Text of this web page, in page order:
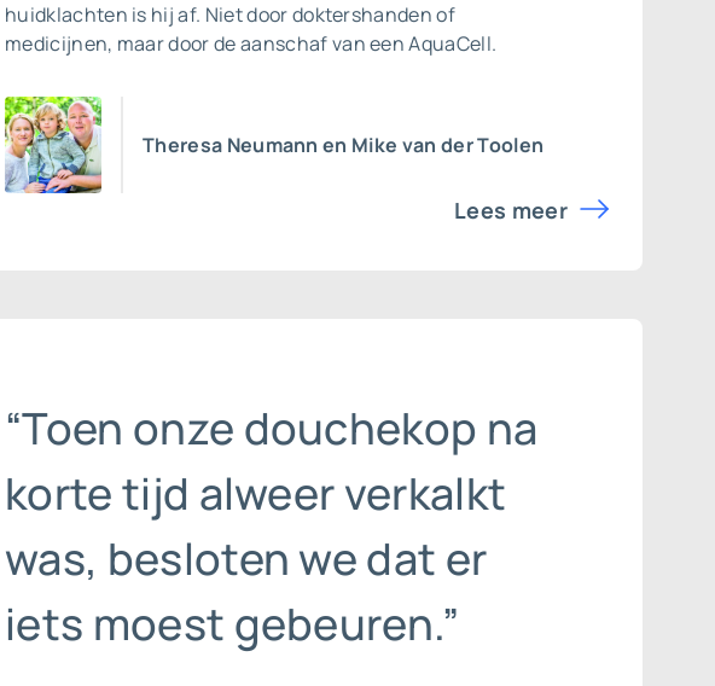
huidklachten is hij af. Niet door doktershanden of
medicijnen, maar door de aanschaf van een AquaCell.
Theresa Neumann en Mike van der Toolen
Lees meer
“Toen onze douchekop na
korte tijd alweer verkalkt
was, besloten we dat er
iets moest gebeuren.”